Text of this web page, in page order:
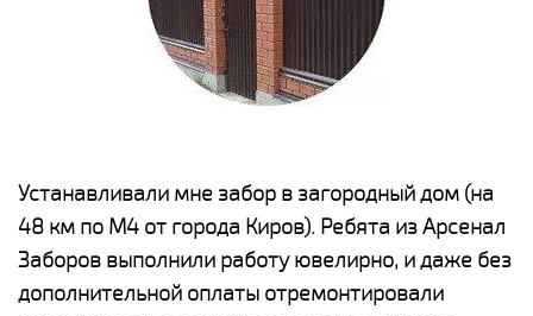
Устанавливали мне забор в загородный дом (на
48 км по М4 от города Киров). Ребята из Арсенал
Заборов выполнили работу ювелирно, и даже без
дополнительной оплаты отремонтировали